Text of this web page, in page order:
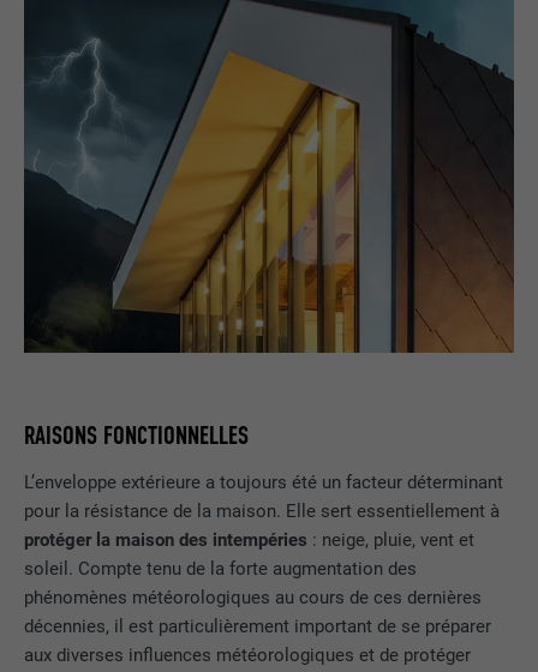
RAISONS FONCTIONNELLES
L’enveloppe extérieure a toujours été un facteur déterminant
pour la résistance de la maison. Elle sert essentiellement à
protéger la maison des intempéries : neige, pluie, vent et
soleil. Compte tenu de la forte augmentation des
phénomènes météorologiques au cours de ces dernières
décennies, il est particulièrement important de se préparer
aux diverses influences météorologiques et de protéger